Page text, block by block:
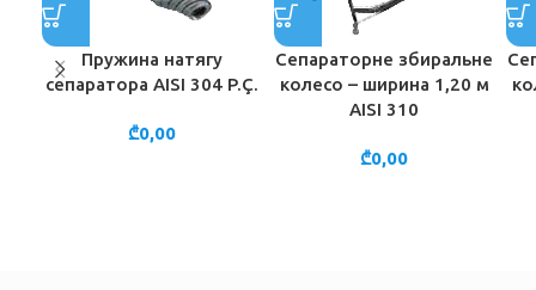
Пружина натягу
сепаратора AISI 304 P.Ç.
₾0,00
Сепараторне збиральне
колесо – ширина 1,20 м
AISI 310
₾0,00